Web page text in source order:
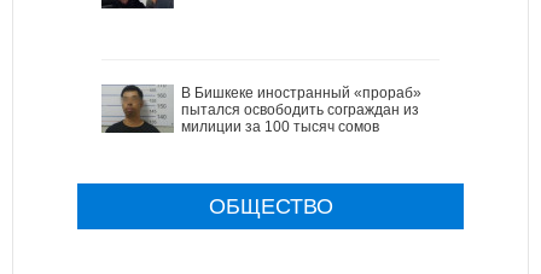
В Бишкеке иностранный «прораб»
пытался освободить сограждан из
милиции за 100 тысяч сомов
ОБЩЕСТВО